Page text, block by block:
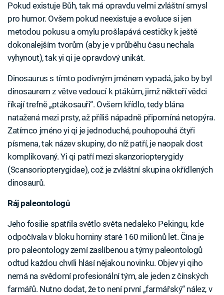
Pokud existuje Bůh, tak má opravdu velmi zvláštní smysl
pro humor. Ovšem pokud neexistuje a evoluce si jen
metodou pokusu a omylu prošlapává cestičky k ještě
dokonalejším tvorům (aby je v průběhu času nechala
vyhynout), tak yi qi je opravdový unikát.
Dinosaurus s tímto podivným jménem vypadá, jako by byl
dinosaurem z větve vedoucí k ptákům, jimž někteří vědci
říkají trefně „ptákosauři“. Ovšem křídlo, tedy blána
natažená mezi prsty, až příliš nápadně připomíná netopýra.
Zatímco jméno yi qi je jednoduché, pouhopouhá čtyři
písmena, tak název skupiny, do níž patří, je naopak dost
komplikovaný. Yi qi patří mezi skanzoriopterygidy
(Scansoriopterygidae), což je zvláštní skupina okřídlených
dinosaurů.
Ráj paleontologů
Jeho fosilie spatřila světlo světa nedaleko Pekingu, kde
odpočívala v bloku horniny staré 160 milionů let. Čína je
pro paleontology zemí zaslíbenou a týmy paleontologů
odtud každou chvíli hlásí nějakou novinku. Objev yi qiho
nemá na svědomí profesionální tým, ale jeden z čínských
farmářů. Nutno dodat, že to není první „farmářský“ nález, v